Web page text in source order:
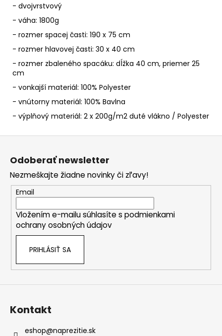
- dvojvrstvový
- váha: 1800g
- rozmer spacej časti: 190 x 75 cm
- rozmer hlavovej časti: 30 x 40 cm
- rozmer zbaleného spacáku: dĺžka 40 cm, priemer 25
cm
- vonkajší materiál: 100% Polyester
- vnútorny materiál: 100% Bavlna
- výplňový materiál: 2 x 200g/m2 duté vlákno / Polyester
Z
Odoberať newsletter
Nezmeškajte žiadne novinky či zľavy!
Email
Vložením e-mailu súhlasíte s podmienkami
ochrany osobných údajov
PRIHLÁSIŤ SA
Kontakt
eshop@naprezitie.sk